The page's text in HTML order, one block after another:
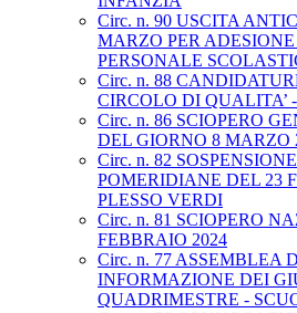
Circ. n. 90 USCITA
MARZO PER
PERSONALE
Circ. n. 88
CIRCOLO DI QUALITA’
Circ. n. 86 SCIOPERO
DEL GIORNO 8 MARZO
Circ. n. 82
POMERIDIANE DEL 23
PLESSO VERDI
Circ. n. 81 SCIOPERO
FEBBRAIO 2024
Circ. n. 77 ASSEMBLEA
INFORMAZIONE DEI
QUADRIMESTRE -